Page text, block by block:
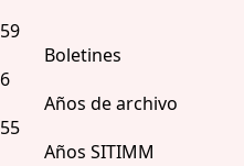
59
Boletines
6
Años de archivo
55
Años SITIMM